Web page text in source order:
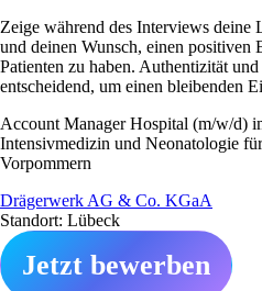
Zeige während des Interviews
und deinen Wunsch, einen positiven
Patienten zu haben. Authentizität
entscheidend, um einen bleibenden
Account Manager Hospital (m/w/d)
Intensivmedizin und Neonatologie
Vorpommern
Drägerwerk AG & Co. KGaA
Standort: Lübeck
Jetzt bewerben